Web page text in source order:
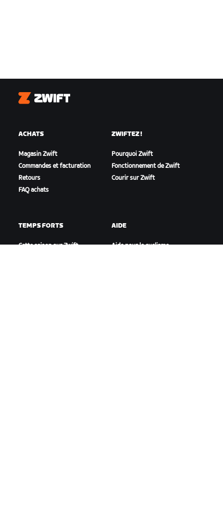
Zwift
ACHATS
Magasin Zwift
Commandes et facturation
Retours
FAQ achats
ZWIFTEZ !
Pourquoi Zwift
Fonctionnement de Zwift
Courir sur Zwift
TEMPS FORTS
Cette saison sur Zwift
AIDE
Aide pour le cyclisme